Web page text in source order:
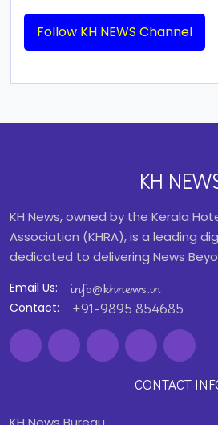
Follow KH NEWS Channel
KH
KH News, owned by the Kerala
Association (KHRA), is a leading
dedicated to delivering News
Email Us: info@khnews.in
Contact: +91-9895 854685
CONTACT